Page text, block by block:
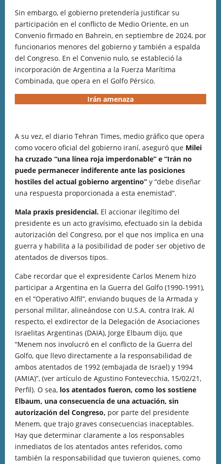
Sin embargo, el gobierno pretendería justificar su
participación en el conflicto de Medio Oriente, en un
Convenio firmado en Bahrein, en septiembre de 2024, por
funcionarios menores del gobierno y también a espalda
del Congreso. En el Convenio nulo, se estableció la
incorporación de Argentina a la Fuerza Marítima
Combinada, que opera en el Golfo Pérsico.
Irán amenaza
A su vez, el diario Tehran Times, medio gráfico que opera
como vocero oficial del gobierno iraní, aseguró que Milei
ha cruzado “una línea roja imperdonable” e “Irán no
puede permanecer indiferente ante las posiciones
hostiles del actual gobierno argentino” y “debe diseñar
una respuesta proporcionada a esta enemistad”.
Mala praxis presidencial. El accionar ilegítimo del
presidente es un acto gravísimo, efectuado sin la debida
autorización del Congreso, por el que nos implica en una
guerra y habilita a la posibilidad de poder ser objetivo de
atentados de diversos tipos.
Cabe recordar que el expresidente Carlos Menem hizo
participar a Argentina en la Guerra del Golfo (1990-1991),
en el “Operativo Alfil”, enviando buques de la Armada y
personal militar, alineándose con U.S.A. contra Irak. Al
respecto, el exdirector de la Delegación de Asociaciones
Israelitas Argentinas (DAIA), Jorge Elbaum dijo, que
“Menem nos involucró en el conflicto de la Guerra del
Golfo, que llevo directamente a la responsabilidad de
ambos atentados de 1992 (embajada de Israel) y 1994
(AMIA)”, (ver artículo de Agustino Fontevecchia, 15/02/21,
Perfil). O sea, los atentados fueron, como los sostiene
Elbaum, una consecuencia de una actuación, sin
autorización del Congreso, por parte del presidente
Menem, que trajo graves consecuencias inaceptables.
Hay que determinar claramente a los responsables
inmediatos de los atentados antes referidos, como
también la responsabilidad que tuvieron quienes, como